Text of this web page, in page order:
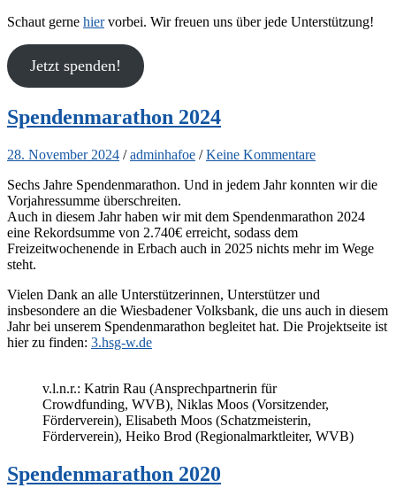
Schaut gerne hiervorbei. Wir freuen uns über jede Unterstützung!
Jetzt spenden!
Spendenmarathon 2024
28. November 2024 /adminhafoe /Keine Kommentare
Sechs Jahre Spendenmarathon. Und in jedem Jahr konnten wir die
Vorjahressumme überschreiten.
Auch in diesem Jahr haben wir mit dem Spendenmarathon 2024
eine Rekordsumme von 2.740€ erreicht, sodass dem
Freizeitwochenende in Erbach auch in 2025 nichts mehr im Wege
steht.
Vielen Dank an alle Unterstützerinnen, Unterstützer und
insbesondere an die Wiesbadener Volksbank, die uns auch in diesem
Jahr bei unserem Spendenmarathon begleitet hat. Die Projektseite ist
hier zu finden: 3.hsg-w.de
v.l.n.r.: Katrin Rau (Ansprechpartnerin für
Crowdfunding, WVB), Niklas Moos (Vorsitzender,
Förderverein), Elisabeth Moos (Schatzmeisterin,
Förderverein), Heiko Brod (Regionalmarktleiter, WVB)
Spendenmarathon 2020